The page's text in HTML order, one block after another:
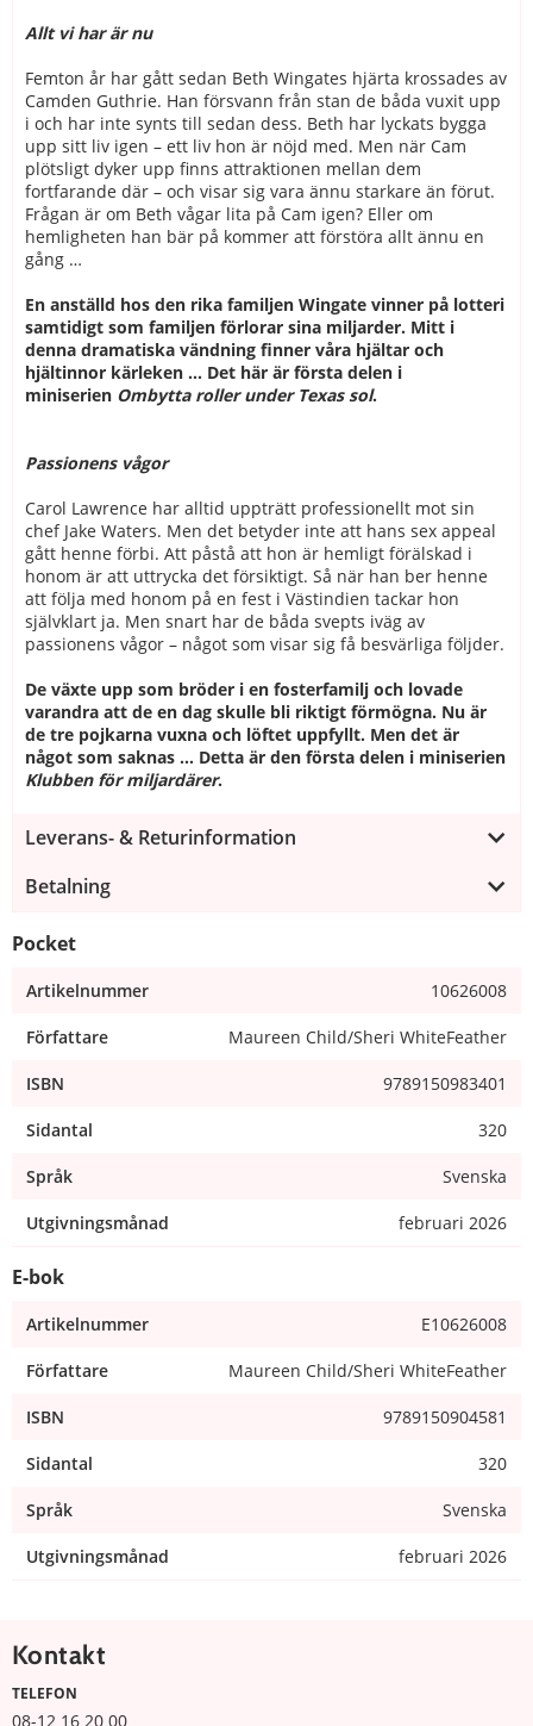
Allt vi har är nu
Femton år har gått sedan Beth Wingates hjärta krossades av
Camden Guthrie. Han försvann från stan de båda vuxit upp
i och har inte synts till sedan dess. Beth har lyckats bygga
upp sitt liv igen – ett liv hon är nöjd med. Men när Cam
plötsligt dyker upp finns attraktionen mellan dem
fortfarande där – och visar sig vara ännu starkare än förut.
Frågan är om Beth vågar lita på Cam igen? Eller om
hemligheten han bär på kommer att förstöra allt ännu en
gång …
En anställd hos den rika familjen Wingate vinner på lotteri
samtidigt som familjen förlorar sina miljarder. Mitt i
denna dramatiska vändning finner våra hjältar och
hjältinnor kärleken ... Det här är första delen i
miniserien Ombytta roller under Texas sol.
Passionens vågor
Carol Lawrence har alltid uppträtt professionellt mot sin
chef Jake Waters. Men det betyder inte att hans sex appeal
gått henne förbi. Att påstå att hon är hemligt förälskad i
honom är att uttrycka det försiktigt. Så när han ber henne
att följa med honom på en fest i Västindien tackar hon
självklart ja. Men snart har de båda svepts iväg av
passionens vågor – något som visar sig få besvärliga följder.
De växte upp som bröder i en fosterfamilj och lovade
varandra att de en dag skulle bli riktigt förmögna. Nu är
de tre pojkarna vuxna och löftet uppfyllt. Men det är
något som saknas … Detta är den första delen i miniserien
Klubben för miljardärer.
Leverans- & Returinformation
Betalning
Pocket
Artikelnummer 10626008
Författare Maureen Child/Sheri WhiteFeather
ISBN 9789150983401
Sidantal 320
Språk Svenska
Utgivningsmånad februari 2026
E-bok
Artikelnummer E10626008
Författare Maureen Child/Sheri WhiteFeather
ISBN 9789150904581
Sidantal 320
Språk Svenska
Utgivningsmånad februari 2026
Kontakt
TELEFON
08-12 16 20 00